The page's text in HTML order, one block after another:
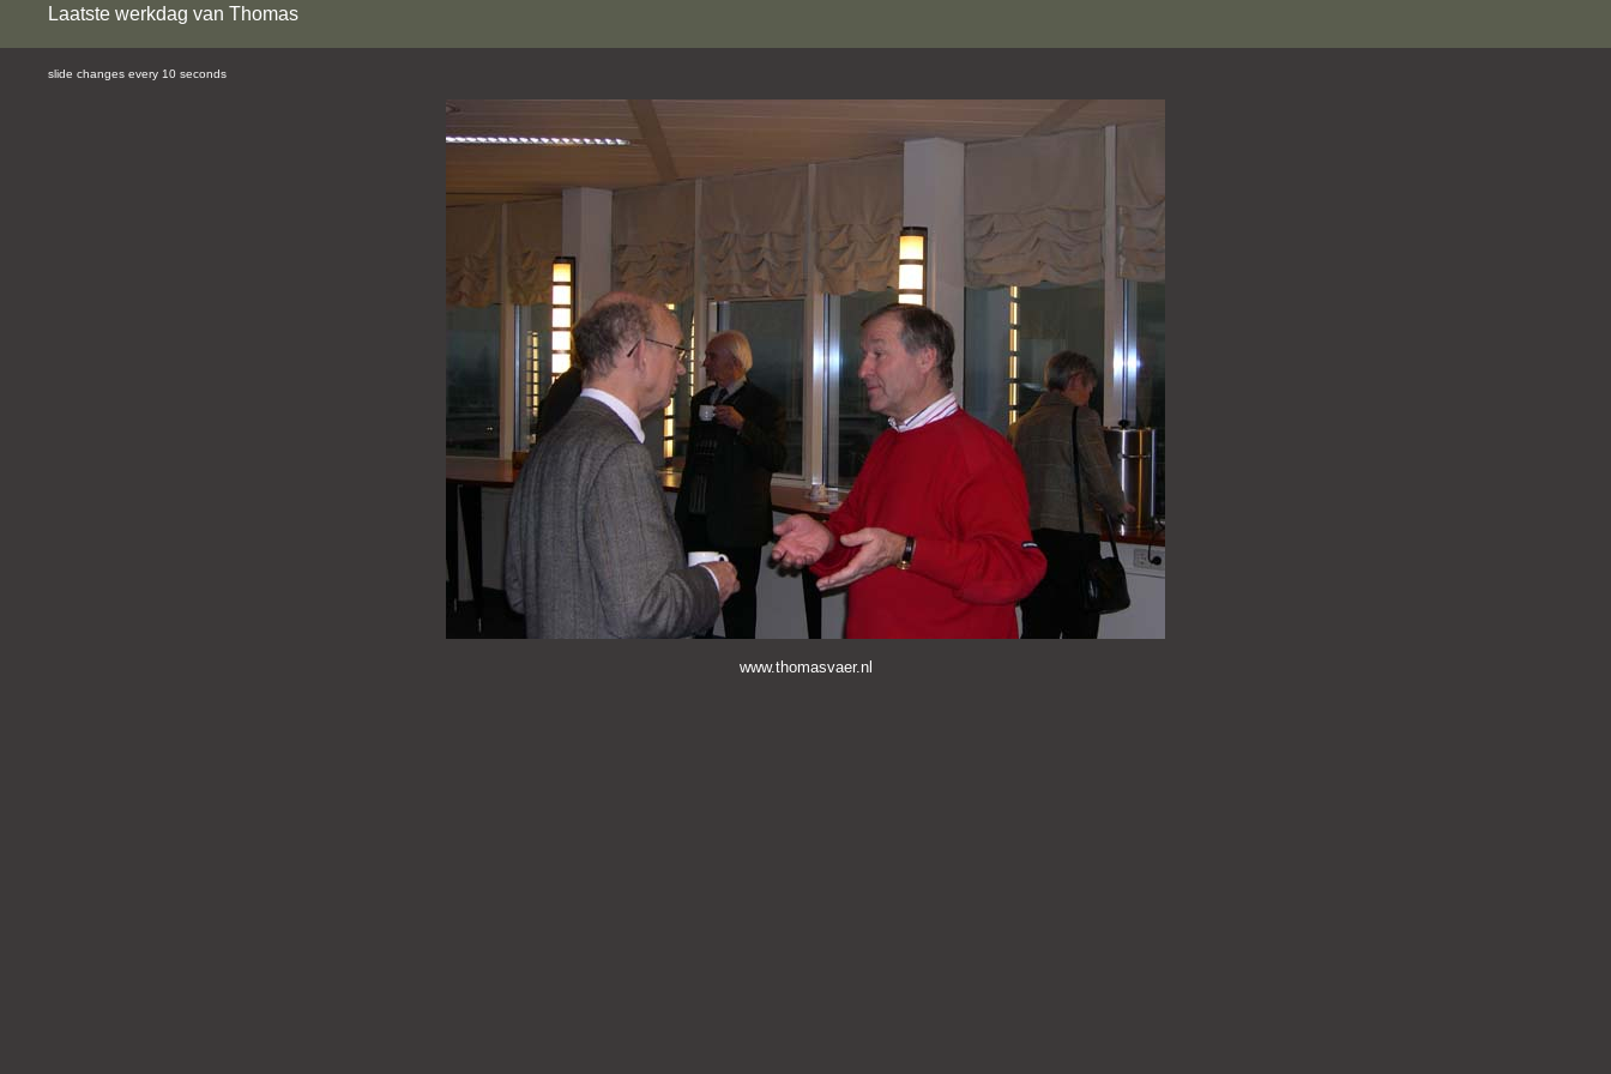
Laatste werkdag van Thomas
slide changes every 10 seconds
www.thomasvaer.nl